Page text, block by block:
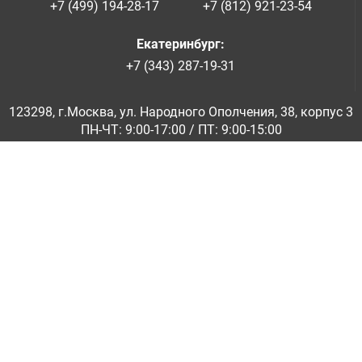
+7 (499) 194-28-17
+7 (812) 921-23-54
Екатеринбург:
+7 (343) 287-19-31
123298, г.Москва, ул. Народного Ополчения, 38, корпус 3
ПН-ЧТ: 9:00-17:00 / ПТ: 9:00-15:00